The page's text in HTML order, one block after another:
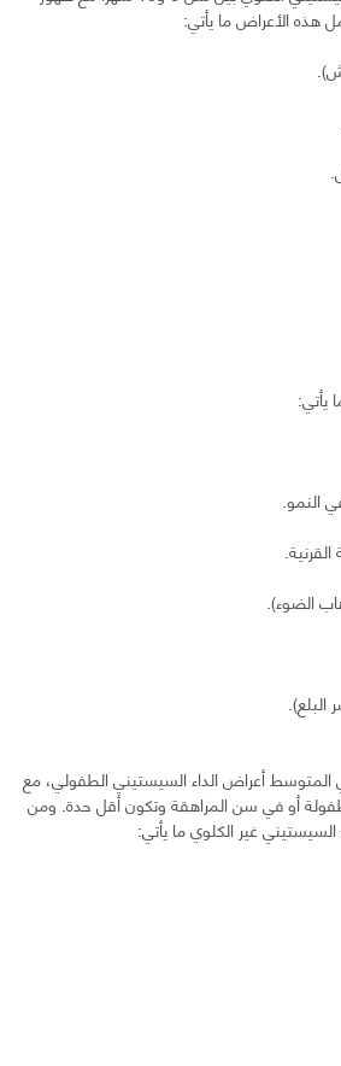
هذه الأعراض ما يأتي:
يأتي:
النمو.
الضوء).
المتوسط أعراض الداء السيستيني الطفولي، مع
أو في سن المراهقة وتكون أقل حدة. ومن
السيستيني غير الكلوي ما يأتي: